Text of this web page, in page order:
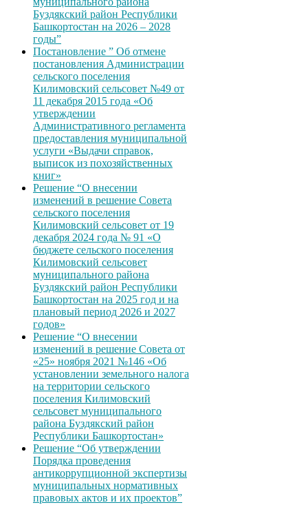
Буздякский район Республики
Башкортостан на 2026 – 2028
годы”
Постановление ” Об отмене
постановления Администрации
сельского поселения
Килимовский сельсовет №49 от
11 декабря 2015 года «Об
утверждении
Административного регламента
предоставления муниципальной
услуги «Выдачи справок,
выписок из похозяйственных
книг»
Решение “О внесении
изменений в решение Совета
сельского поселения
Килимовский сельсовет от 19
декабря 2024 года № 91 «О
бюджете сельского поселения
Килимовский сельсовет
муниципального района
Буздякский район Республики
Башкортостан на 2025 год и на
плановый период 2026 и 2027
годов»
Решение “О внесении
изменений в решение Совета от
«25» ноября 2021 №146 «Об
установлении земельного налога
на территории сельского
поселения Килимовский
сельсовет муниципального
района Буздякский район
Республики Башкортостан»
Решение “Об утверждении
Порядка проведения
антикоррупционной экспертизы
муниципальных нормативных
правовых актов и их проектов”